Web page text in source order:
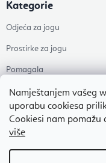
Namještanjem vašeg
uporabu cookiesa
Cookiesi nam
više
Kategorie
Odjeća za jogu
Prostirke za jogu
Pomagala
Zdravlje
Dodaci
Popusti